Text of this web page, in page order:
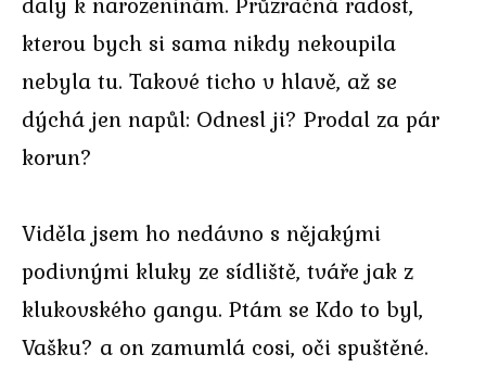
kterou bych si sama nikdy nekoupila
nebyla tu. Takové ticho v hlavě, až se
dýchá jen napůl: Odnesl ji? Prodal za pár
korun?
Viděla jsem ho nedávno s nějakými
podivnými kluky ze sídliště, tváře jak z
klukovského gangu. Ptám se Kdo to byl,
Vašku? a on zamumlá cosi, oči spuštěné.